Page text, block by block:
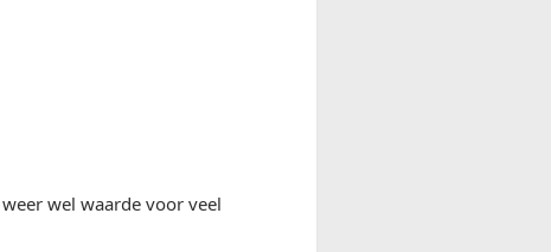
wel waarde voor veel